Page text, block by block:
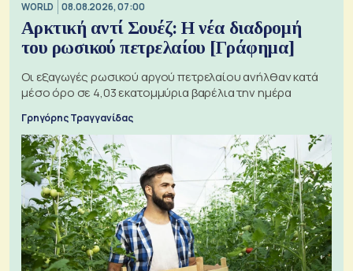
WORLD 08.08.2026, 07:00
Αρκτική αντί Σουέζ: Η νέα διαδρομή
του ρωσικού πετρελαίου [Γράφημα]
Οι εξαγωγές ρωσικού αργού πετρελαίου ανήλθαν κατά
μέσο όρο σε 4,03 εκατομμύρια βαρέλια την ημέρα
Γρηγόρης Τραγγανίδας